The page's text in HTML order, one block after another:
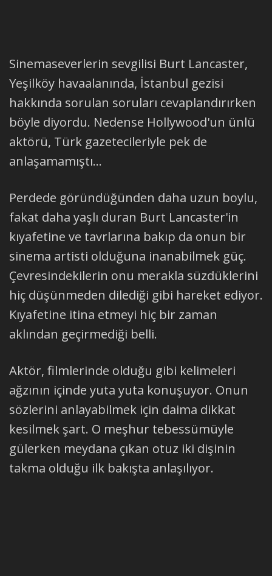
Sinemaseverlerin sevgilisi Burt Lancaster,
Yeşilköy havaalanında, İstanbul gezisi
hakkında sorulan soruları cevaplandırırken
böyle diyordu. Nedense Hollywood'un ünlü
aktörü, Türk gazetecileriyle pek de
anlaşamamıştı...
Perdede göründüğünden daha uzun boylu,
fakat daha yaşlı duran Burt Lancaster'in
kıyafetine ve tavrlarına bakıp da onun bir
sinema artisti olduğuna inanabilmek güç.
Çevresindekilerin onu merakla süzdüklerini
hiç düşünmeden dilediği gibi hareket ediyor.
Kıyafetine itina etmeyi hiç bir zaman
aklından geçirmediği belli.
Aktör, filmlerinde olduğu gibi kelimeleri
ağzının içinde yuta yuta konuşuyor. Onun
sözlerini anlayabilmek için daima dikkat
kesilmek şart. O meşhur tebessümüyle
gülerken meydana çıkan otuz iki dişinin
takma olduğu ilk bakışta anlaşılıyor.